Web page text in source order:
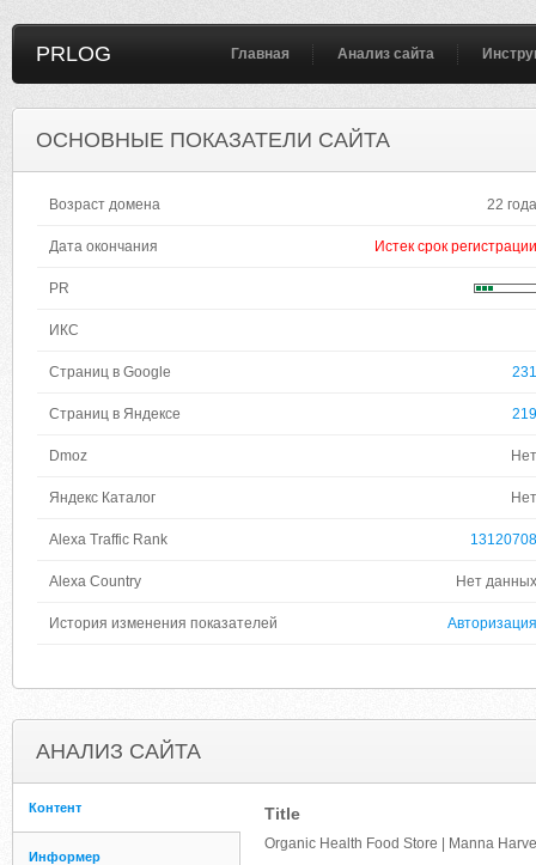
PRLOG Главная Анализ сайта
ОСНОВНЫЕ ПОКАЗАТЕЛИ САЙТА
Возраст домена 22 года
Дата окончания Истек срок регистрации
PR
ИКС
Страниц в Google 231
Страниц в Яндексе 219
Dmoz Нет
Яндекс Каталог Нет
Alexa Traffic Rank 13120708
Alexa Country Нет данных
История изменения показателей Авторизация
АНАЛИЗ САЙТА
Контент
Информер
Title
Organic Health Food Store | Manna